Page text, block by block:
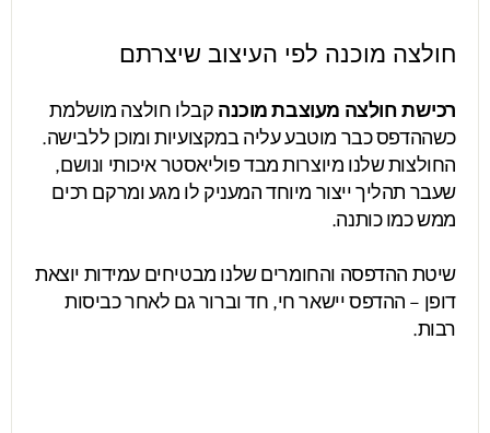
חולצה מוכנה לפי העיצוב שיצרתם
רכישת חולצה מעוצבת מוכנהקבלו חולצה מושלמת
כשההדפס כבר מוטבע עליה במקצועיות ומוכן ללבישה.
החולצות שלנו מיוצרות מבד פוליאסטר איכותי ונושם,
שעבר תהליך ייצור מיוחד המעניק לו מגע ומרקם רכים
ממש כמו כותנה.
שיטת ההדפסה והחומרים שלנו מבטיחים עמידות יוצאת
דופן – ההדפס יישאר חי, חד וברור גם לאחר כביסות
רבות.